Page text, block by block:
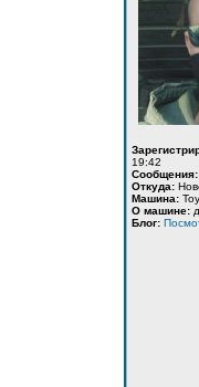
19:42
Сообщения:
Откуда:
Машина:
О машине:
Блог: